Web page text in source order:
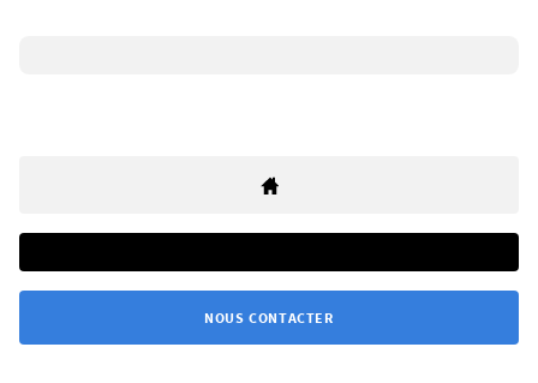
NOUS CONTACTER